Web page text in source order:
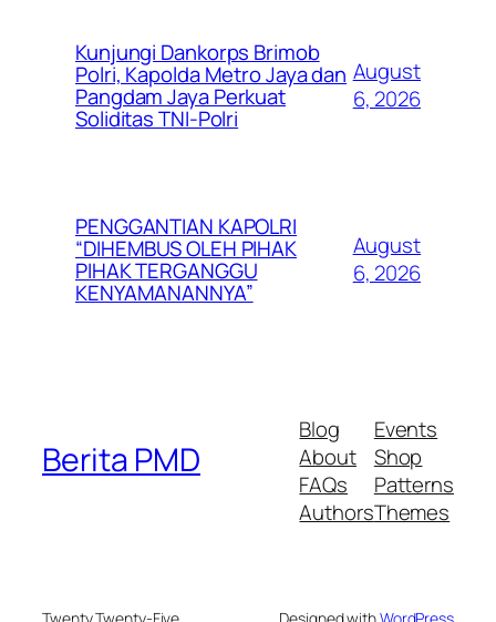
Kunjungi Dankorps Brimob
Polri, Kapolda Metro Jaya dan
Pangdam Jaya Perkuat
Soliditas TNI-Polri
August
6, 2026
PENGGANTIAN KAPOLRI
“DIHEMBUS OLEH PIHAK
PIHAK TERGANGGU
KENYAMANANNYA”
August
6, 2026
Berita PMD
Blog
About
FAQs
Authors
Events
Shop
Patterns
Themes